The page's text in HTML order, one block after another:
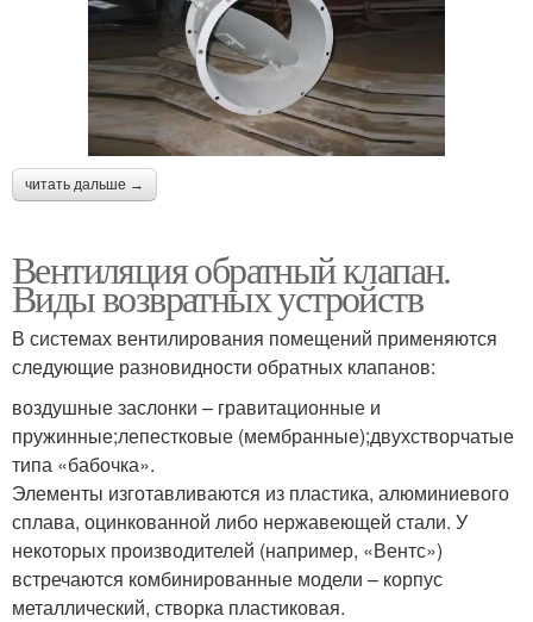
читать дальше →
Вентиляция обратный клапан.
Виды возвратных устройств
В системах вентилирования помещений применяются
следующие разновидности обратных клапанов:
воздушные заслонки – гравитационные и
пружинные;лепестковые (мембранные);двухстворчатые
типа «бабочка».
Элементы изготавливаются из пластика, алюминиевого
сплава, оцинкованной либо нержавеющей стали. У
некоторых производителей (например, «Вентс»)
встречаются комбинированные модели – корпус
металлический, створка пластиковая.